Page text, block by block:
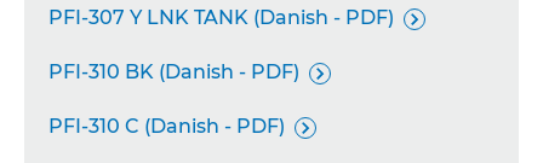
PFI-307 Y LNK TANK (Danish - PDF) 
PFI-310 BK (Danish - PDF) 
PFI-310 C (Danish - PDF) 